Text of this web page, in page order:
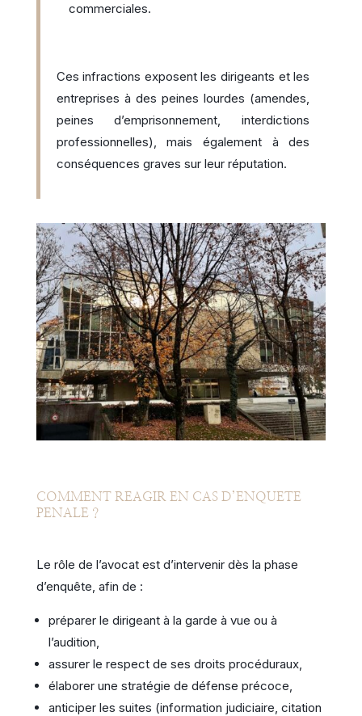
commerciales.
Ces infractions exposent les dirigeants et les
entreprises à des peines lourdes (amendes,
peines d’emprisonnement, interdictions
professionnelles), mais également à des
conséquences graves sur leur réputation.
COMMENT REAGIR EN CAS D’ENQUETE
PENALE ?
Le rôle de l’avocat est d’intervenir dès la phase
d’enquête, afin de :
préparer le dirigeant à la garde à vue ou à
l’audition,
assurer le respect de ses droits procéduraux,
élaborer une stratégie de défense précoce,
anticiper les suites (information judiciaire, citation